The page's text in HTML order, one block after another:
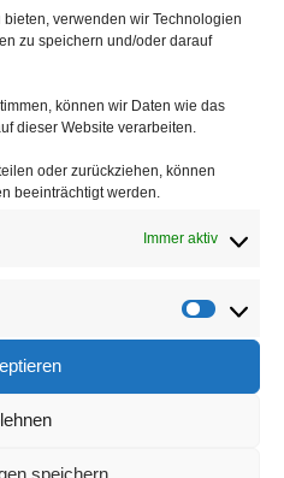
verwenden wir Technologien
zu speichern und/oder darauf
können wir Daten wie das
dieser Website verarbeiten.
oder zurückziehen, können
beeinträchtigt werden.
Immer aktiv
speichern
als
zahnmedizinische
w/d), Optikerin
und
Ausbildung
Sie
mit, das ist aber keine